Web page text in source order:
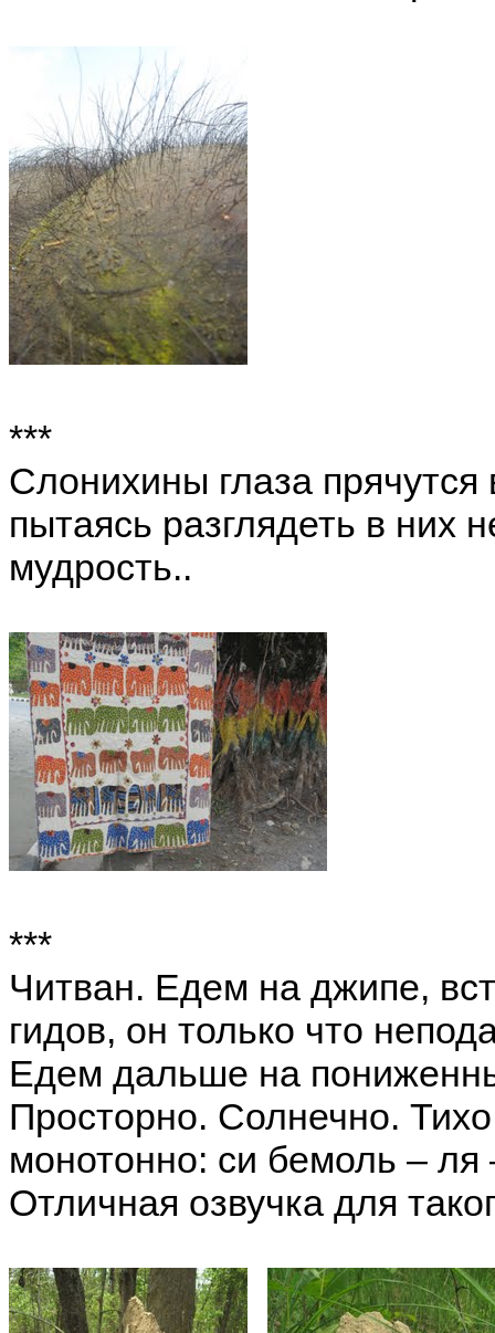
***
Слонихины глаза
пытаясь разглядеть в них
мудрость..
***
Читван. Едем на джипе,
гидов, он только что
Едем дальше на
Просторно. Солнечно.
монотонно: си бемоль –
Отличная озвучка для